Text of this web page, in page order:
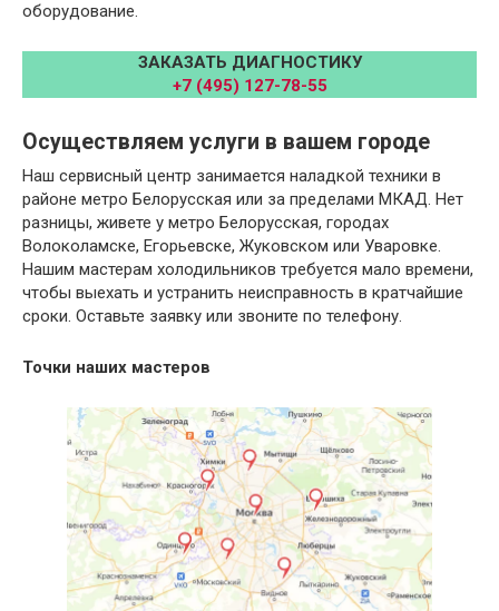
оборудование.
ЗАКАЗАТЬ ДИАГНОСТИКУ
+7 (495) 127-78-55
Осуществляем услуги в вашем городе
Наш сервисный центр занимается наладкой техники в
районе метро Белорусская или за пределами МКАД. Нет
разницы, живете у метро Белорусская, городах
Волоколамске, Егорьевске, Жуковском или Уваровке.
Нашим мастерам холодильников требуется мало времени,
чтобы выехать и устранить неисправность в кратчайшие
сроки. Оставьте заявку или звоните по телефону.
Точки наших мастеров